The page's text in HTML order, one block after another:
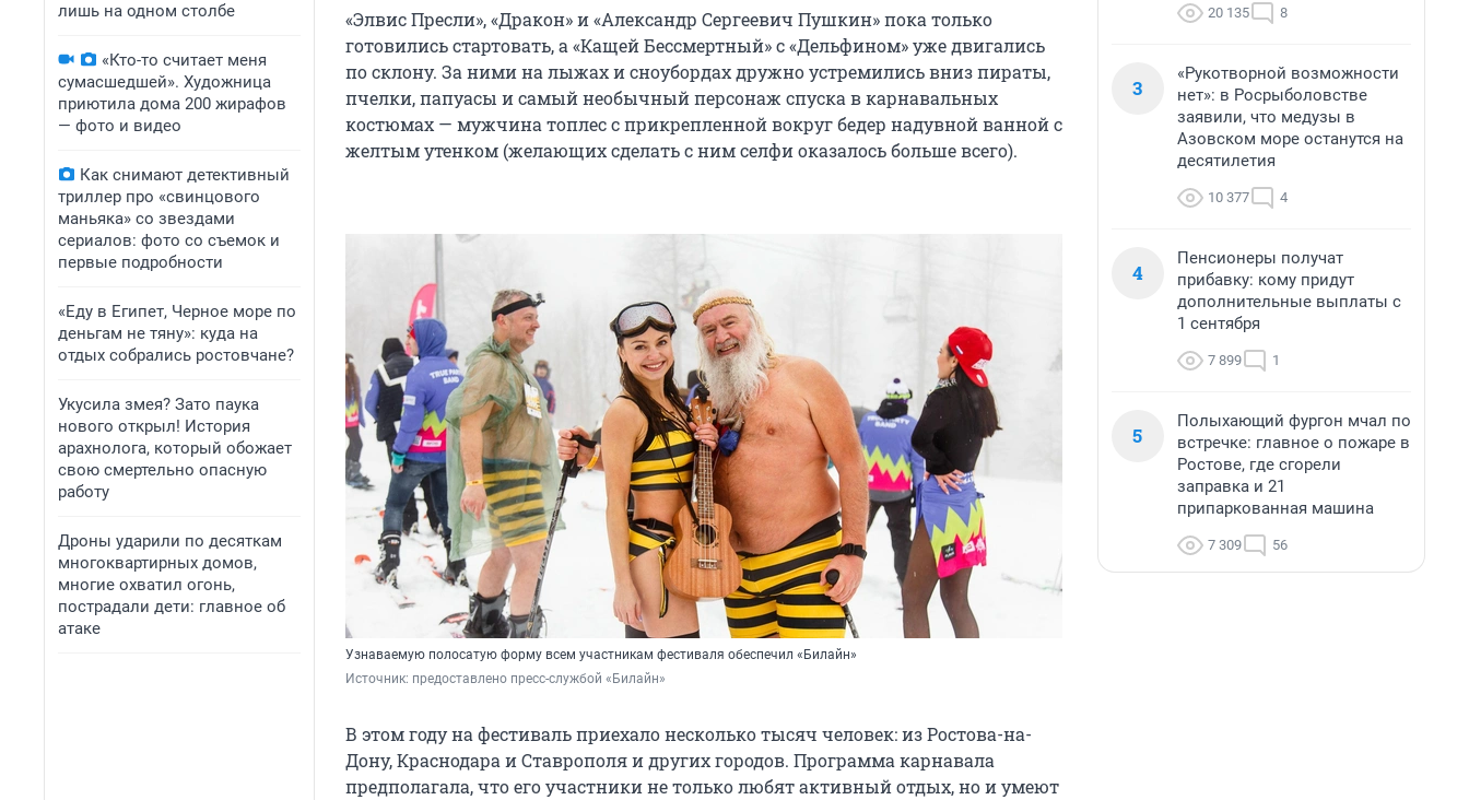
лишь на одном столбе
«Кто-то считает меня
сумасшедшей». Художница
приютила дома 200 жирафов
— фото и видео
Как снимают детективный
триллер про «свинцового
маньяка» со звездами
сериалов: фото со съемок и
первые подробности
«Еду в Египет, Черное море по
деньгам не тяну»: куда на
отдых собрались ростовчане?
Укусила змея? Зато паука
нового открыл! История
арахнолога, который обожает
свою смертельно опасную
работу
Дроны ударили по десяткам
многоквартирных домов,
многие охватил огонь,
пострадали дети: главное об
атаке
«Элвис Пресли», «Дракон» и «Александр Сергеевич Пушкин» пока только
готовились стартовать, а «Кащей Бессмертный» с «Дельфином» уже двигались
по склону. За ними на лыжах и сноубордах дружно устремились вниз пираты,
пчелки, папуасы и самый необычный персонаж спуска в карнавальных
костюмах — мужчина топлес с прикрепленной вокруг бедер надувной ванной с
желтым утенком (желающих сделать с ним селфи оказалось больше всего).
Узнаваемую полосатую форму всем участникам фестиваля обеспечил «Билайн»
Источник: предоставлено пресс-службой «Билайн»
В этом году на фестиваль приехало несколько тысяч человек: из Ростова-на-
Дону, Краснодара и Ставрополя и других городов. Программа карнавала
предполагала, что его участники не только любят активный отдых, но и умеют
20 135 8
3
«Рукотворной возможности
нет»: в Росрыболовстве
заявили, что медузы в
Азовском море останутся на
десятилетия
10 377 4
4
Пенсионеры получат
прибавку: кому придут
дополнительные выплаты с
1 сентября
7 899 1
5
Полыхающий фургон мчал по
встречке: главное о пожаре в
Ростове, где сгорели
заправка и 21
припаркованная машина
7 309 56